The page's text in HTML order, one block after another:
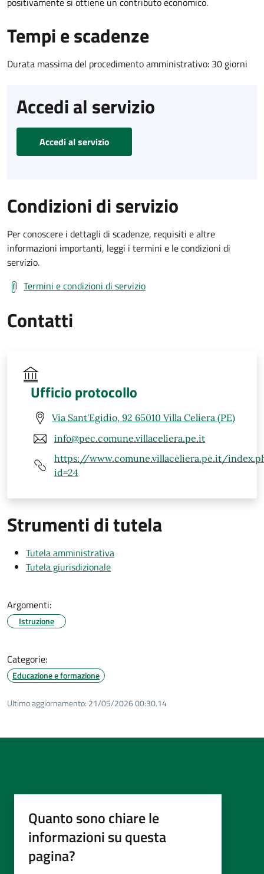
Tempi e scadenze
Durata massima del procedimento amministrativo: 30 giorni
Accedi al servizio
Accedi al servizio
Condizioni di servizio
Per conoscere i dettagli di scadenze, requisiti e altre
informazioni importanti, leggi i termini e le condizioni di
servizio.
Termini e condizioni di servizio
Contatti
Ufficio protocollo
Via Sant'Egidio, 92 65010 Villa Celiera (PE)
info@pec.comune.villaceliera.pe.it
https://www.comune.villaceliera.pe.it/
id=24
Strumenti di tutela
Tutela amministrativa
Tutela giurisdizionale
Argomenti:
Istruzione
Categorie:
Educazione e formazione
Ultimo aggiornamento: 21/05/2026 00:30.14
Quanto sono chiare le
informazioni su questa
pagina?